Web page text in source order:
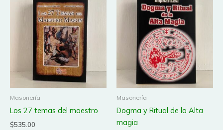
Masonería
Los 27 temas del maestro
$535.00
Masonería
Dogma y Ritual de la Alta
magia